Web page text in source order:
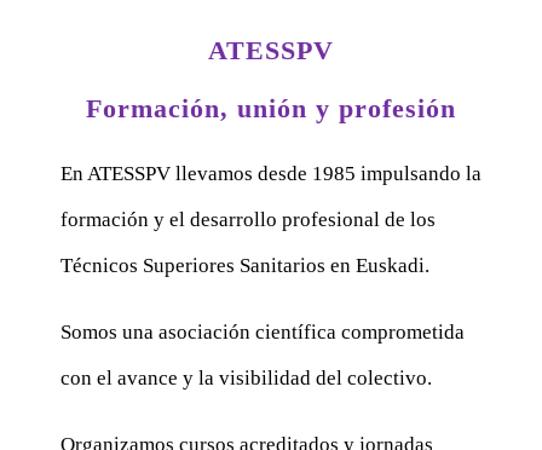
ATESSPV
Formación, unión y profesión
En ATESSPV llevamos desde 1985 impulsando la
formación y el desarrollo profesional de los
Técnicos Superiores Sanitarios en Euskadi.
Somos una asociación científica comprometida
con el avance y la visibilidad del colectivo.
Organizamos cursos acreditados y jornadas